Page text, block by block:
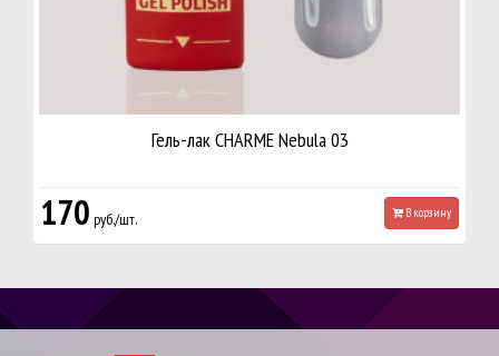
Гель-лак CHARME Nebula 03
170 руб./шт. В корзину